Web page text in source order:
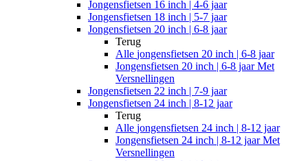
Jongensfietsen 16 inch | 4-6 jaar
Jongensfietsen 18 inch | 5-7 jaar
Jongensfietsen 20 inch | 6-8 jaar
Terug
Alle jongensfietsen 20 inch | 6-8 jaar
Jongensfietsen 20 inch | 6-8 jaar Met
Versnellingen
Jongensfietsen 22 inch | 7-9 jaar
Jongensfietsen 24 inch | 8-12 jaar
Terug
Alle jongensfietsen 24 inch | 8-12 jaar
Jongensfietsen 24 inch | 8-12 jaar Met
Versnellingen